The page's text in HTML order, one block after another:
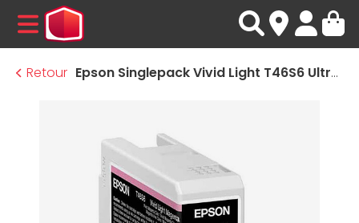
MENU
Retour
Epson Singlepack Vivid Light T46S6 UltraChrome Pro 10 ink Magenta